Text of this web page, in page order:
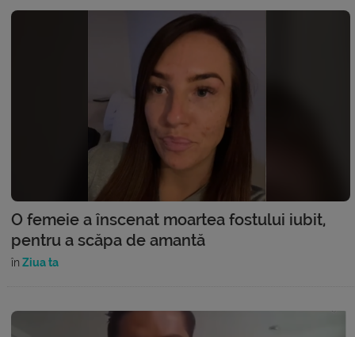
O femeie a înscenat moartea fostului iubit,
pentru a scăpa de amantă
în Ziua ta